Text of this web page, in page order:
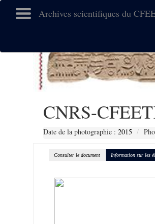
Archives scientifiques du
CNRS-
Date de la photographie : 2015
Consulter le document Information sur les